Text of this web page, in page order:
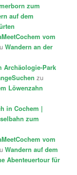
zum
auf dem
vom
Wandern an der
Archäologie-Park
zu
Löwenzahn
in Cochem |
zum
vom
Wandern auf dem
Abenteuertour für